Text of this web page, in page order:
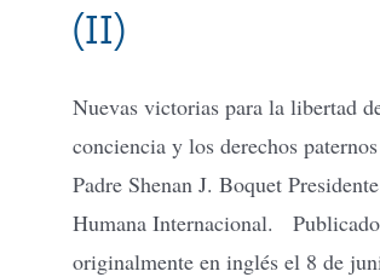
Buscar
(II)
Nuevas victorias para la libertad
conciencia y los derechos
Padre Shenan J. Boquet
Humana Internacional. Publicado
originalmente en inglés el 8 de